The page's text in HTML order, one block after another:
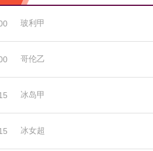
玻利甲
哥伦乙
冰岛甲
冰女超